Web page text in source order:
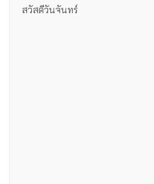
สวัสดีวันจันทร์